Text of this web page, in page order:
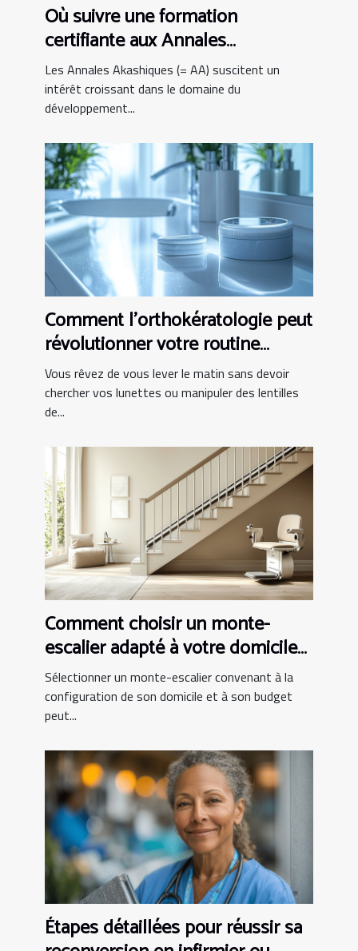
Où suivre une formation
certifiante aux Annales
Akashiques ?
Les Annales Akashiques (= AA) suscitent un
intérêt croissant dans le domaine du
développement...
Comment l'orthokératologie peut
révolutionner votre routine
matinale ?
Vous rêvez de vous lever le matin sans devoir
chercher vos lunettes ou manipuler des lentilles
de...
Comment choisir un monte-
escalier adapté à votre domicile
et budget
Sélectionner un monte-escalier convenant à la
configuration de son domicile et à son budget
peut...
Étapes détaillées pour réussir sa